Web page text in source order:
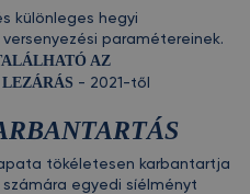
különleges hegyi
paramétereinek.
AZ
- 2021-től
tökéletesen karbantartja
egyedi síélményt